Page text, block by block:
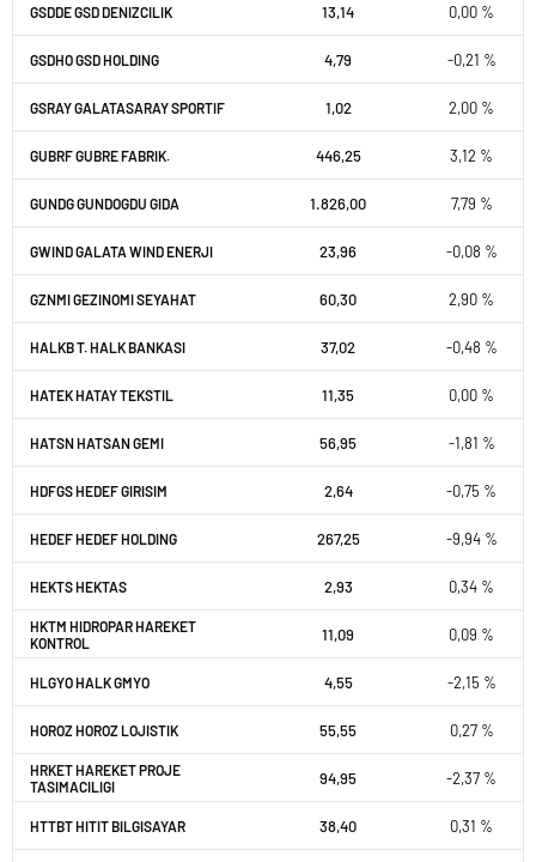
GSDDE GSD DENIZCILIK 13,14 0,00 %
GSDHO GSD HOLDING 4,79 -0,21 %
GSRAY GALATASARAY SPORTIF 1,02 2,00 %
GUBRF GUBRE FABRIK. 446,25 3,12 %
GUNDG GUNDOGDU GIDA 1.826,00 7,79 %
GWIND GALATA WIND ENERJI 23,96 -0,08 %
GZNMI GEZINOMI SEYAHAT 60,30 2,90 %
HALKB T. HALK BANKASI 37,02 -0,48 %
HATEK HATAY TEKSTIL 11,35 0,00 %
HATSN HATSAN GEMI 56,95 -1,81 %
HDFGS HEDEF GIRISIM 2,64 -0,75 %
HEDEF HEDEF HOLDING 267,25 -9,94 %
HEKTS HEKTAS 2,93 0,34 %
HKTM HIDROPAR HAREKET
KONTROL
11,09 0,09 %
HLGYO HALK GMYO 4,55 -2,15 %
HOROZ HOROZ LOJISTIK 55,55 0,27 %
HRKET HAREKET PROJE
TASIMACILIGI
94,95 -2,37 %
HTTBT HITIT BILGISAYAR 38,40 0,31 %